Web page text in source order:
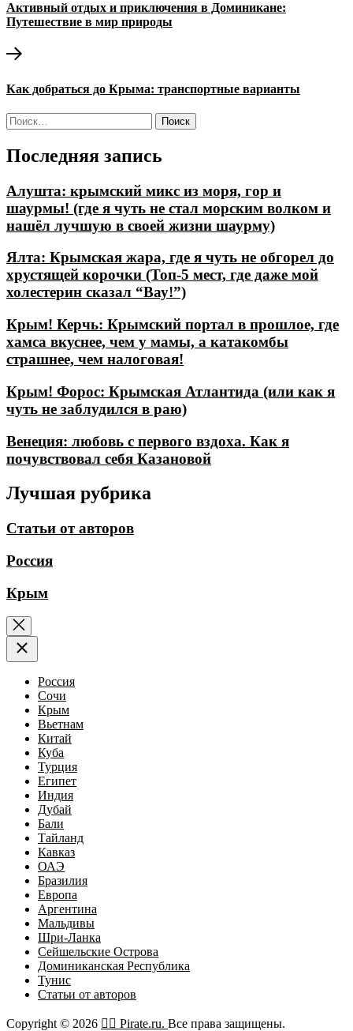
записям
Активный отдых и приключения в Доминикане:
Путешествие в мир природы
Следующая
Как добраться до Крыма: транспортные варианты
Найти:
Последняя запись
Алушта: крымский микс из моря, гор и
шаурмы! (где я чуть не стал морским волком и
нашёл лучшую в своей жизни шаурму)
Ялта: Крымская жара, где я чуть не обгорел до
хрустящей корочки (Топ-5 мест, где даже мой
холестерин сказал “Вау!”)
Крым! Керчь: Крымский портал в прошлое, где
хамса вкуснее, чем у мамы, а катакомбы
страшнее, чем налоговая!
Крым! Форос: Крымская Атлантида (или как я
чуть не заблудился в раю)
Венеция: любовь с первого вздоха. Как я
почувствовал себя Казановой
Лучшая рубрика
Статьи от авторов
Россия
Крым
Россия
Сочи
Крым
Вьетнам
Китай
Куба
Турция
Египет
Индия
Дубай
Бали
Тайланд
Кавказ
ОАЭ
Бразилия
Европа
Аргентина
Мальдивы
Шри-Ланка
Сейшельские Острова
Доминиканская Республика
Тунис
Статьи от авторов
Copyright © 2026 🏴‍☠️ Pirate.ru. Все права защищены.